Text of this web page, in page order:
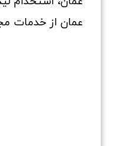
عمان از خدمات